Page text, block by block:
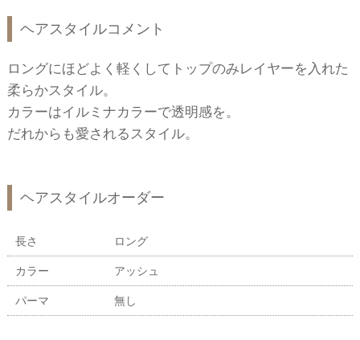
ヘアスタイルコメント
ロングにほどよく軽くしてトップのみレイヤーを入れた
柔らかスタイル。
カラーはイルミナカラーで透明感を。
だれからも愛されるスタイル。
ヘアスタイルオーダー
長さ ロング
カラー アッシュ
パーマ 無し